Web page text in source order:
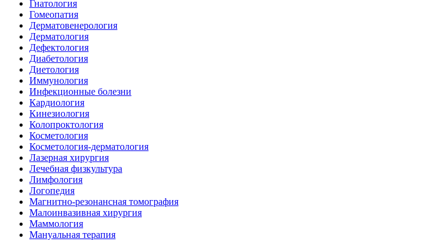
Гнатология
Гомеопатия
Дерматовенерология
Дерматология
Дефектология
Диабетология
Диетология
Иммунология
Инфекционные болезни
Кардиология
Кинезиология
Колопроктология
Косметология
Косметология-дерматология
Лазерная хирургия
Лечебная физкультура
Лимфология
Логопедия
Магнитно-резонансная томография
Малоинвазивная хирургия
Маммология
Мануальная терапия